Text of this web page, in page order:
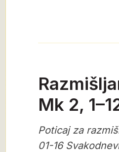
Mk 2,
Poticaj za
01-16